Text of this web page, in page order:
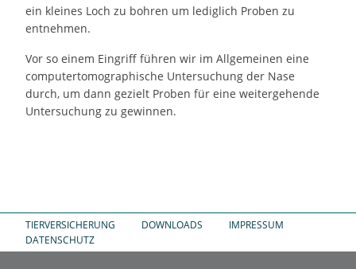
ein kleines Loch zu bohren um lediglich Proben zu
entnehmen.
Vor so einem Eingriff führen wir im Allgemeinen eine
computertomographische Untersuchung der Nase
durch, um dann gezielt Proben für eine weitergehende
Untersuchung zu gewinnen.
TIERVERSICHERUNG DOWNLOADS
IMPRESSUM
DATENSCHUTZ